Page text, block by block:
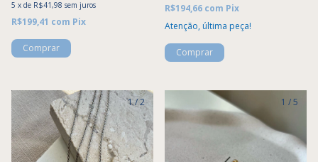
5 x de R$41,98 sem juros
R$199,41 com Pix
R$194,66 com Pix
Atenção, última peça!
1/2 1 /5